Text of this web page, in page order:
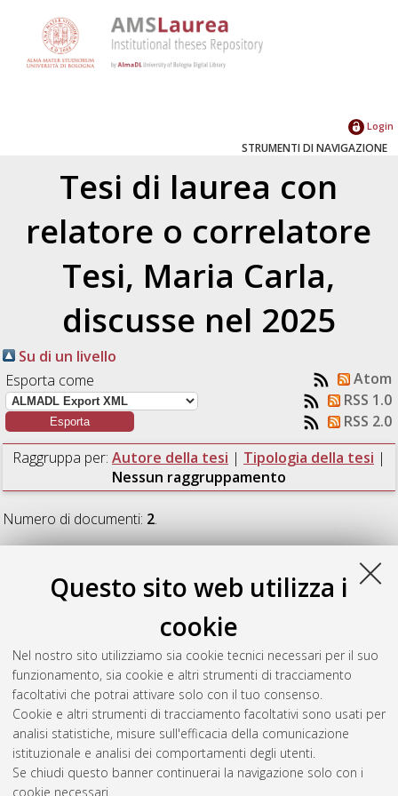
Questo sito web utilizza i
cookie
Nel nostro sito utilizziamo sia cookie tecnici necessari per il suo
funzionamento, sia cookie e altri strumenti di tracciamento
facoltativi che potrai attivare solo con il tuo consenso.
Cookie e altri strumenti di tracciamento facoltativi sono usati per
analisi statistiche, misure sull'efficacia della comunicazione
istituzionale e analisi dei comportamenti degli utenti.
Se chiudi questo banner continuerai la navigazione solo con i
cookie necessari.
Login
STRUMENTI DI NAVIGAZIONE
Tesi di laurea con
relatore o correlatore
Tesi, Maria Carla,
discusse nel 2025
Su di un livello
Esporta come
Atom
RSS 1.0
RSS 2.0
Raggruppa per: Autore della tesi | Tipologia della tesi |
Nessun raggruppamento
Numero di documenti: 2.
Berger, Bianca Shakti(2025)Un modello matematico per la
infiammazione.[Laurea], Università di Bologna, Corso di
Nouveau, Camilla(2025)An astro-neural field model for
propagation of cortical spreading depression.[Laurea
magistrale], Università di Bologna, Corso di Studio in
Matematica [LM-DM270] , Documento full-text non disponibile
Questa lista e' stata generata ilFri Aug 7 13:10:48 2026 CEST